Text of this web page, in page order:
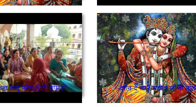
तेरी बंसरी च केडा़ जादू भरेया/ਤੇਰੀ ਬਾਂਸੁਰੀ ਚ ਕੇਹੜਾ ਜਾਦੂ ਭਰਿਆ दर्शन दे जा रे यशोदा जी के लाल